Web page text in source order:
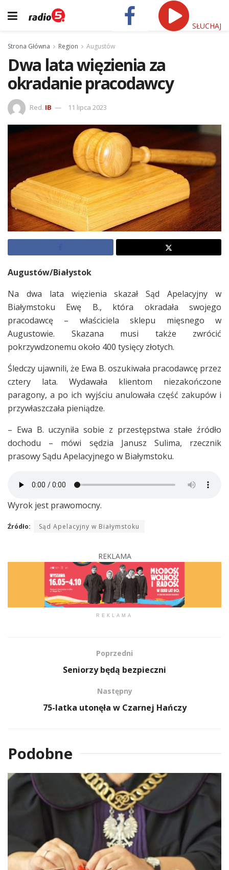
SŁUCHAJ
Strona Główna Region Augustów
Dwa lata więzienia za
okradanie pracodawcy
Red. IB 11 lipca 2023
Augustów/Białystok
Na dwa lata więzienia skazał Sąd Apelacyjny w
Białymstoku Ewę B., która okradała swojego
pracodawcę – właściciela sklepu mięsnego w
Augustowie. Skazana musi także zwrócić
pokrzywdzonemu około 400 tysięcy złotych.
Śledczy ujawnili, że Ewa B. oszukiwała pracodawcę przez
cztery lata. Wydawała klientom niezakończone
paragony, a po ich wyjściu anulowała część zakupów i
przywłaszczała pieniądze.
– Ewa B. uczyniła sobie z przestępstwa stałe źródło
dochodu – mówi sędzia Janusz Sulima, rzecznik
prasowy Sądu Apelacyjnego w Białymstoku.
Wyrok jest prawomocny.
Źródło: Sąd Apelacyjny w Białymstoku
REKLAMA
REKLAMA
Poprzedni
Seniorzy będą bezpieczni
Następny
75-latka utonęła w Czarnej Hańczy
Podobne